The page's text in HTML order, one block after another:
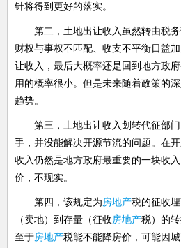
针将得到更好的落实。
第二，土地出让收入虽然转由税
财权与事权不匹配、收支不平衡日益
让收入，最后大概率还是回到地方政
用的概率很小。但是未来随着政策的
趋势。
第三，土地出让收入划转代征部
手，并没能解决开源节流的问题。在
收入仍然是地方政府最重要的一块收
价，不现实。
第四，该规定为房地产税的征收
（卖地）到存量（征收房地产税）的
至于房地产税能不能降房价，可能因